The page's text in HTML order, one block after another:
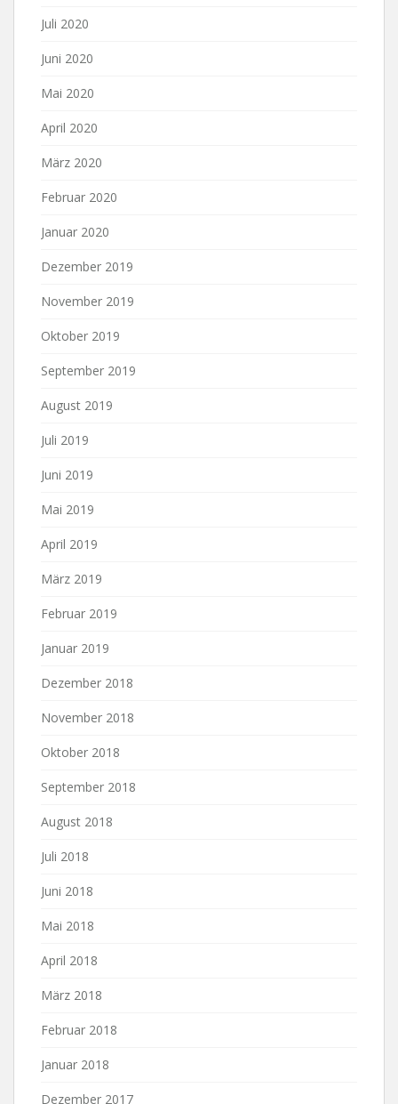
Juli 2020
Juni 2020
Mai 2020
April 2020
März 2020
Februar 2020
Januar 2020
Dezember 2019
November 2019
Oktober 2019
September 2019
August 2019
Juli 2019
Juni 2019
Mai 2019
April 2019
März 2019
Februar 2019
Januar 2019
Dezember 2018
November 2018
Oktober 2018
September 2018
August 2018
Juli 2018
Juni 2018
Mai 2018
April 2018
März 2018
Februar 2018
Januar 2018
Dezember 2017